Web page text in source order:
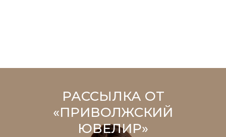
РАССЫЛКА ОТ
«ПРИВОЛЖСКИЙ
ЮВЕЛИР»